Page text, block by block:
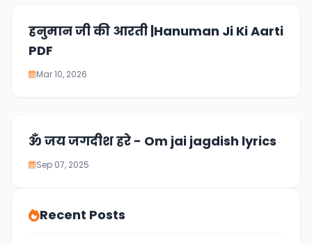
हनुमान जी की आरती |Hanuman Ji Ki Aarti
PDF
Mar 10, 2026
ॐ जय जगदीश हरे - Om jai jagdish lyrics​
Sep 07, 2025
Recent Posts